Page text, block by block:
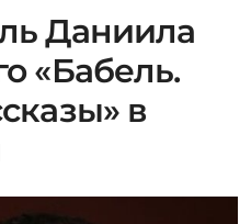
Даниила
«Бабель.
в